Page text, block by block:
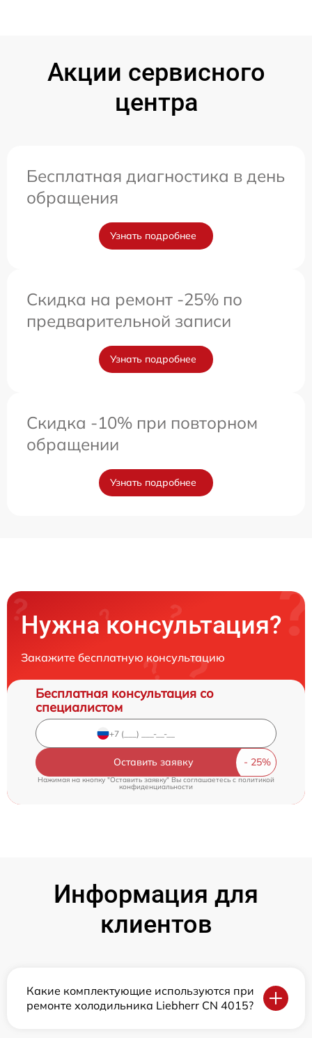
Акции сервисного
центра
Бесплатная диагностика в день
обращения
Узнать подробнее
Скидка на ремонт -25% по
предварительной записи
Узнать подробнее
Скидка -10% при повторном
обращении
Узнать подробнее
Нужна консультация?
Закажите бесплатную консультацию
Бесплатная консультация со
специалистом
Оставить заявку
Нажимая на кнопку "Оставить заявку" Вы соглашаетесь cполитикой
конфиденциальности
Информация для
клиентов
Какие комплектующие используются при
ремонте холодильника Liebherr CN 4015?